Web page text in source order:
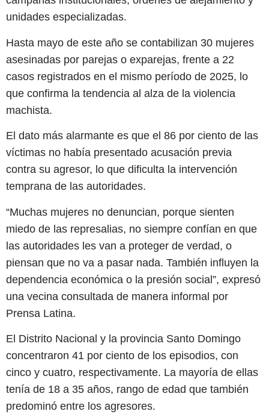
unidades especializadas.
Hasta mayo de este año se contabilizan 30 mujeres
asesinadas por parejas o exparejas, frente a 22
casos registrados en el mismo período de 2025, lo
que confirma la tendencia al alza de la violencia
machista.
El dato más alarmante es que el 86 por ciento de las
víctimas no había presentado acusación previa
contra su agresor, lo que dificulta la intervención
temprana de las autoridades.
“Muchas mujeres no denuncian, porque sienten
miedo de las represalias, no siempre confían en que
las autoridades les van a proteger de verdad, o
piensan que no va a pasar nada. También influyen la
dependencia económica o la presión social”, expresó
una vecina consultada de manera informal por
Prensa Latina.
El Distrito Nacional y la provincia Santo Domingo
concentraron 41 por ciento de los episodios, con
cinco y cuatro, respectivamente. La mayoría de ellas
tenía de 18 a 35 años, rango de edad que también
predominó entre los agresores.